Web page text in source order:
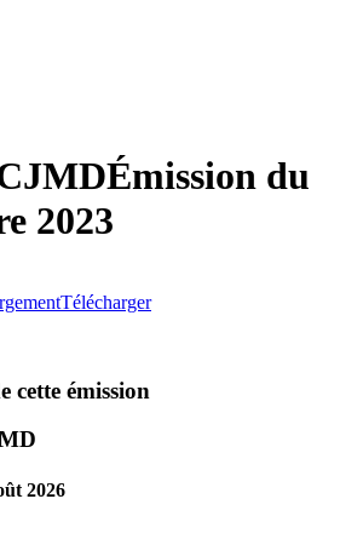
Émission du
2023
Télécharger
cette émission
2026